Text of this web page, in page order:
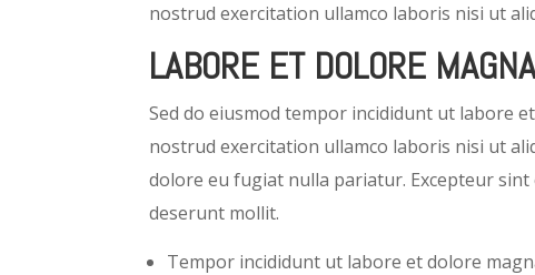
nostrud exercitation ullamco laboris nisi ut
LABORE ET DOLORE
Sed do eiusmod tempor incididunt ut labore
nostrud exercitation ullamco laboris nisi ut
dolore eu fugiat nulla pariatur. Excepteur
deserunt mollit.
Tempor incididunt ut labore et dolore